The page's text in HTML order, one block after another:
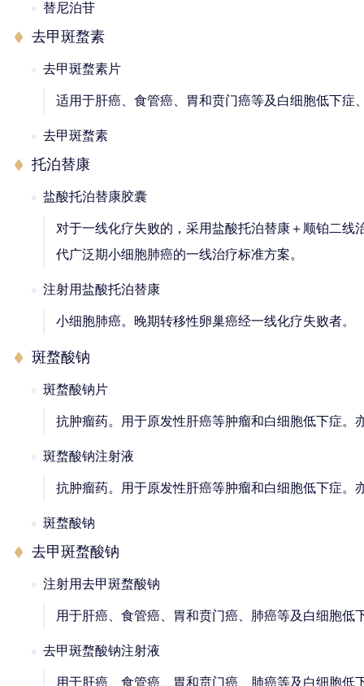
替尼泊苷
去甲斑蝥素
去甲斑蝥素片
适用于肝癌、食管癌、胃和贲门癌等及白细胞低下症
去甲斑蝥素
托泊替康
盐酸托泊替康胶囊
对于一线化疗失败的，采用盐酸托泊替康＋顺铂二
代广泛期小细胞肺癌的一线治疗标准方案。
注射用盐酸托泊替康
小细胞肺癌。晚期转移性卵巢癌经一线化疗失败者。
斑蝥酸钠
斑蝥酸钠片
抗肿瘤药。用于原发性肝癌等肿瘤和白细胞低下症。
斑蝥酸钠注射液
抗肿瘤药。用于原发性肝癌等肿瘤和白细胞低下症。
斑蝥酸钠
去甲斑蝥酸钠
注射用去甲斑蝥酸钠
用于肝癌、食管癌、胃和贲门癌、肺癌等及白细胞
去甲斑蝥酸钠注射液
用于肝癌、食管癌、胃和贲门癌、肺癌等及白细胞